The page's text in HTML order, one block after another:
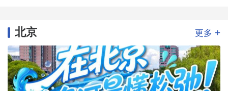
北京 更多 +